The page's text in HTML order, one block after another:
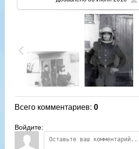
Всего комментариев: 0
Войдите: